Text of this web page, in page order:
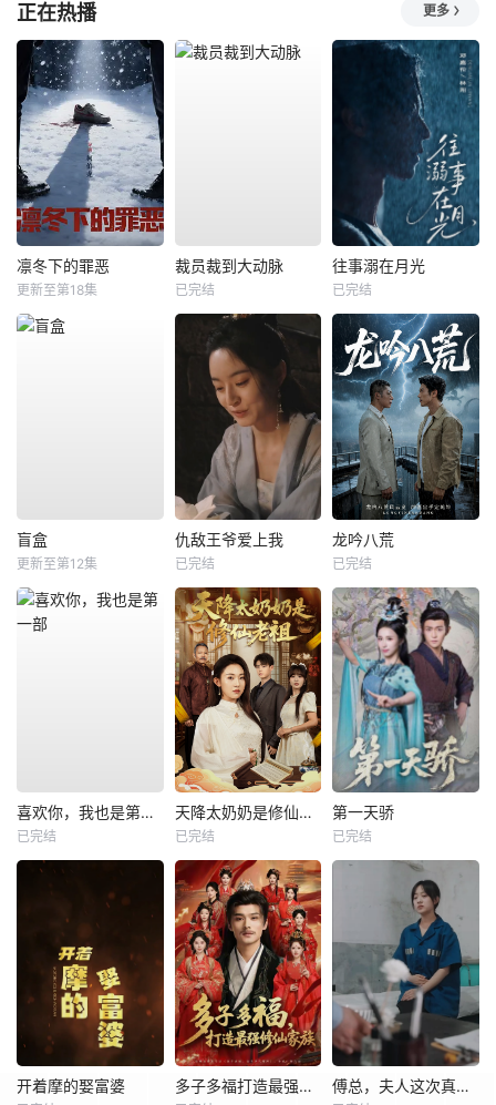
正在热播 更多
凛冬下的罪恶
更新至第18集
裁员裁到大动脉
已完结
往事溺在月光
已完结
盲盒
更新至第12集
仇敌王爷爱上我
已完结
龙吟八荒
已完结
喜欢你，我也是第一部
已完结
天降太奶奶是修仙老祖
已完结
第一天骄
已完结
开着摩的娶富婆 多子多福打造最强修仙家族 傅总，夫人这次真的死了